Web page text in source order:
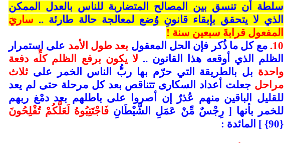
سلطة أن تنسق بين المصالح المتضاربة للناس بالعدل الممكن
الذي لا يتحقق بإبقاء قانونٍ وُضع لمعالجة حالة طارئة .. ساريَ
المفعول قرابةَ سبعين سنة !
10. مع كل ما ذُكر فإن الحل المعقول بعد طول الأمد على استمرار
الظلم الذي أوقعه هذا القانون .. لا يكون برفع الظلم كلِّه دفعة
واحدة بل بالطريقة التي حرّم بها ربُّ الناس الخمر على ثلاث
مراحل جعلت أعداد السكارى تتناقص بعد كل مرحلة حتى لم يعد
للقليل الباقين منهم عُذرٌ إن أصروا على باطلهم بعد دمْغ ربهم
للخمر بأنها [رِجْسٌ مِّنْ عَمَلِ الشَّيْطَانِ فَاجْتَنِبُوهُ لَعَلَّكُمْ تُفْلِحُونَ
{90} ] المائدة :